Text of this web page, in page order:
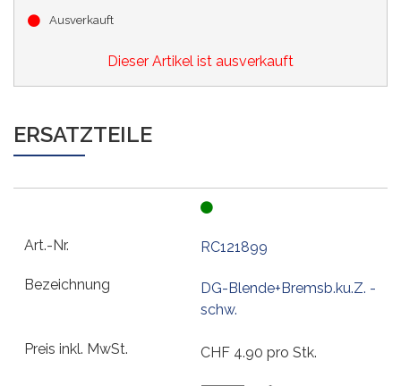
Ausverkauft
Dieser Artikel ist ausverkauft
ERSATZTEILE
RC121899
DG-Blende+Bremsb.ku.Z. -
schw.
CHF 4.90 pro Stk.